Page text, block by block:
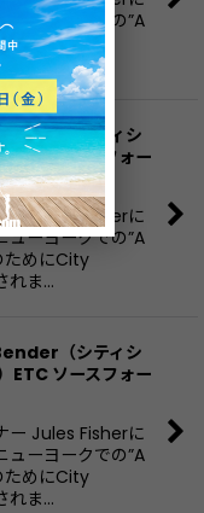
ューヨークでの”A
めにCity
れま…
（シティシ
ETC ソースフォー
]
ー Jules Fisherに
ューヨークでの”A
めにCity
れま…
（シティシ
ETC ソースフォー
ー Jules Fisherに
ューヨークでの”A
めにCity
れま…